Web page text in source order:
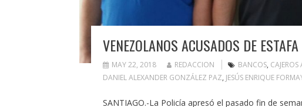
VENEZOLANOS ACUSADOS DE
MAY 22, 2018 REDACCION BANCOS,
DANIEL ALEXANDER GONZÁLEZ PAZ, JESÚS ENRIQUE
SANTIAGO.-La Policía apresó el pasado fin de